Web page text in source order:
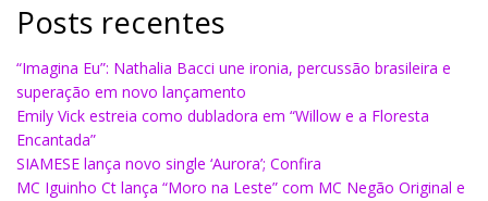
Posts recentes
“Imagina Eu”: Nathalia Bacci une ironia, percussão brasileira e
superação em novo lançamento
Emily Vick estreia como dubladora em “Willow e a Floresta
Encantada”
SIAMESE lança novo single ‘Aurora’; Confira
MC Iguinho Ct lança “Moro na Leste” com MC Negão Original e